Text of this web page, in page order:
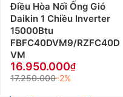
Điều Hòa Nối Ống Gió
Daikin 1 Chiều Inverter
15000Btu
FBFC40DVM9/RZFC40D
VM
16.950.000
17.250.000-2%